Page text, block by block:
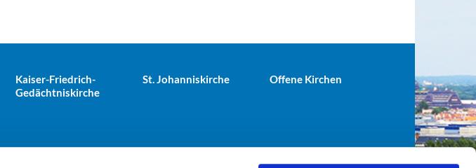
Kaiser-Friedrich-
Gedächtniskirche
St. Johanniskirche Offene Kirchen